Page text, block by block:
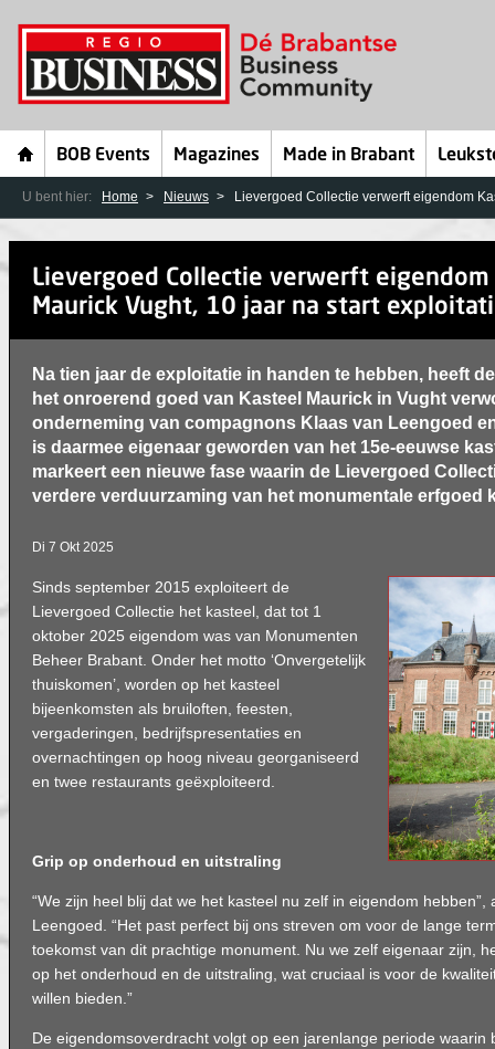
BOB Events Magazines Made in Brabant
U bent hier: Home Nieuws Lievergoed Collectie verwerft eigendom
Lievergoed Collectie verwerft eigendom
Maurick Vught, 10 jaar na start
Na tien jaar de exploitatie in handen te hebben, heeft
het onroerend goed van Kasteel Maurick in Vught
onderneming van compagnons Klaas van Leengoed
is daarmee eigenaar geworden van het 15e-eeuwse
markeert een nieuwe fase waarin de Lievergoed
verdere verduurzaming van het monumentale erfgoed
Di 7 Okt 2025
Sinds september 2015 exploiteert de
Lievergoed Collectie het kasteel, dat tot 1
oktober 2025 eigendom was van Monumenten
Beheer Brabant. Onder het motto ‘Onvergetelijk
thuiskomen’, worden op het kasteel
bijeenkomsten als bruiloften, feesten,
vergaderingen, bedrijfspresentaties en
overnachtingen op hoog niveau georganiseerd
en twee restaurants geëxploiteerd.
Grip op onderhoud en uitstraling
“We zijn heel blij dat we het kasteel nu zelf in eigendom hebben”,
Leengoed. “Het past perfect bij ons streven om voor de lange
toekomst van dit prachtige monument. Nu we zelf eigenaar zijn,
op het onderhoud en de uitstraling, wat cruciaal is voor de
willen bieden.”
De eigendomsoverdracht volgt op een jarenlange periode waarin